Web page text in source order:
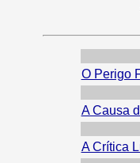
O Perigo
A Causa
A Crítica